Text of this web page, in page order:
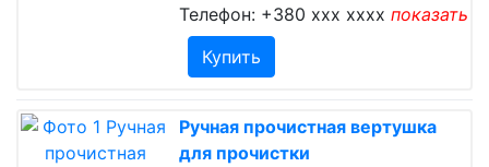
Телефон: +380 xxx xxxx показать
Купить
Ручная прочистная вертушка
для прочистки